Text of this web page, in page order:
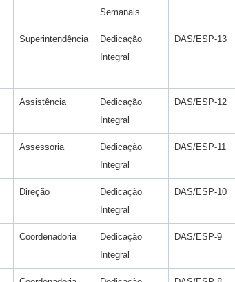
Semanais
Superintendência
Dedicação
Integral
DAS/ESP-13
Assistência
Dedicação
Integral
DAS/ESP-12
Assessoria
Dedicação
Integral
DAS/ESP-11
Direção
Dedicação
Integral
DAS/ESP-10
Coordenadoria
Dedicação
Integral
DAS/ESP-9